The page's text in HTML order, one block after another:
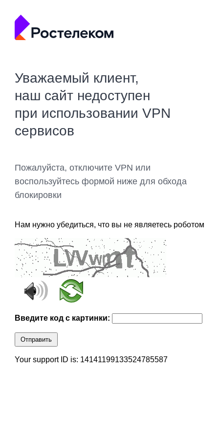
Уважаемый клиент,
наш сайт недоступен
при использовании VPN
сервисов
Пожалуйста, отключите VPN или
воспользуйтесь формой ниже для обхода
блокировки
Нам нужно убедиться, что вы не являетесь роботом
Введите код с картинки:
Отправить
Your support ID is: 14141199133524785587